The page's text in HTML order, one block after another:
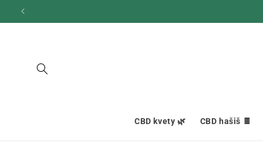
a prejsť
na obsah
CBD kvety 🌿 CBD hašiš 🍫